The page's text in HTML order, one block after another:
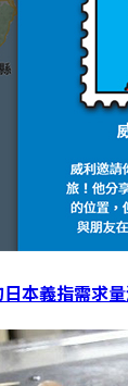
本義指需求